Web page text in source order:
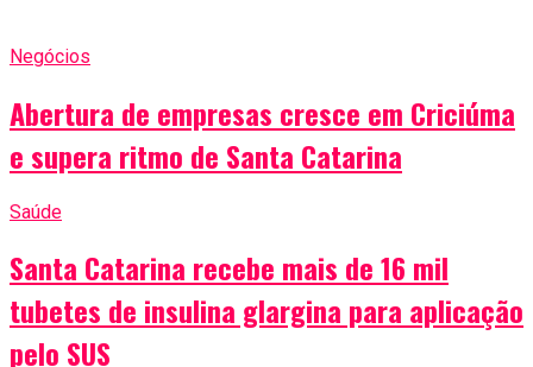
Negócios
Abertura de empresas cresce em Criciúma
e supera ritmo de Santa Catarina
Saúde
Santa Catarina recebe mais de 16 mil
tubetes de insulina glargina para aplicação
pelo SUS